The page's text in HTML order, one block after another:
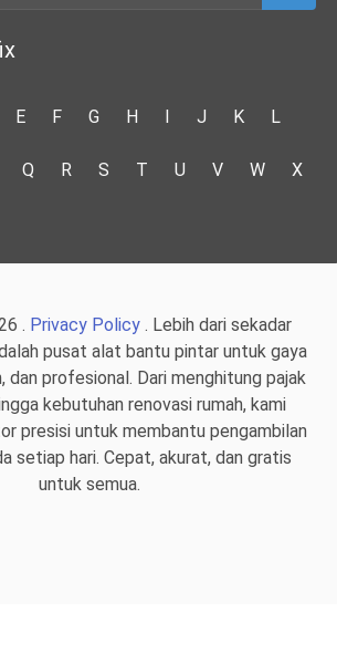
E F G H I J K L
Q R S T U V W X
. Privacy Policy. Lebih dari sekadar
pusat alat bantu pintar untuk gaya
dan profesional. Dari menghitung pajak
kebutuhan renovasi rumah, kami
presisi untuk membantu pengambilan
setiap hari. Cepat, akurat, dan gratis
untuk semua.